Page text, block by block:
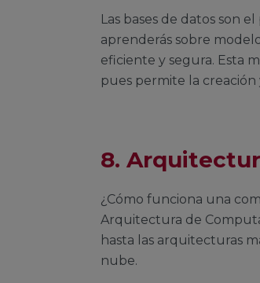
Las bases de datos son
aprenderás sobre
eficiente y segura. Esta
pues permite la creación
8.
¿Cómo funciona una
Arquitectura de
hasta las arquitecturas
nube.